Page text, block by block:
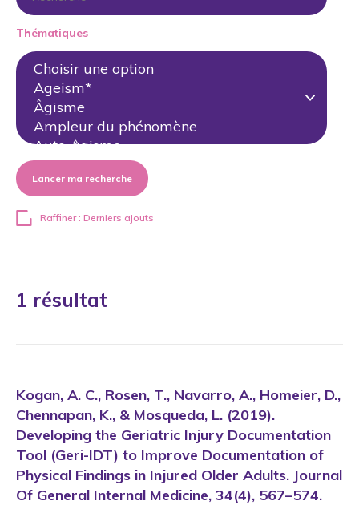
Thématiques
Lancer ma recherche
Raffiner : Derniers ajouts
1 résultat
Kogan, A. C., Rosen, T., Navarro, A., Homeier, D.,
Chennapan, K., & Mosqueda, L. (2019).
Developing the Geriatric Injury Documentation
Tool (Geri-IDT) to Improve Documentation of
Physical Findings in Injured Older Adults. Journal
Of General Internal Medicine, 34(4), 567–574.